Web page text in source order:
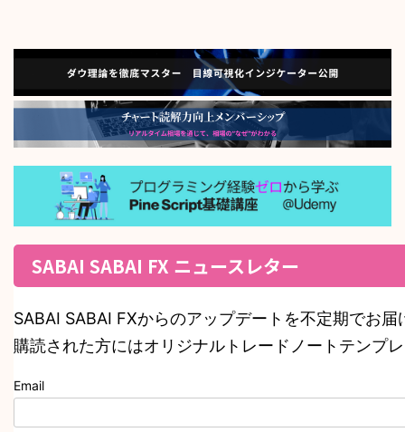
SABAI SABAI FX ニュースレター
SABAI SABAI FXからのアップデートを不定期でお届
購読された方にはオリジナルトレードノートテンプ
Email